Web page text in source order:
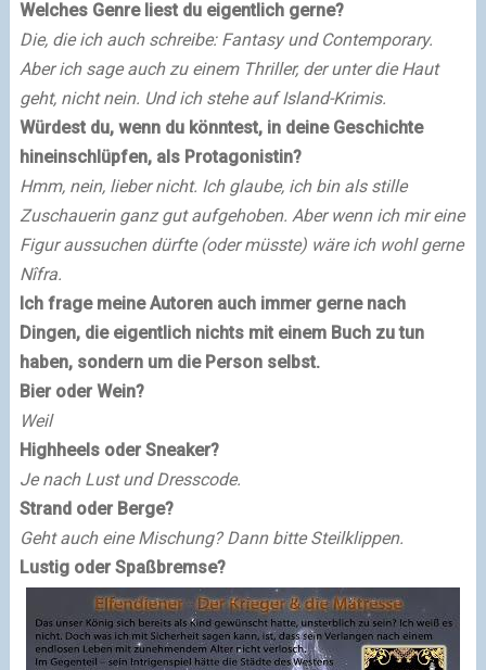
Welches Genre liest du eigentlich gerne?
Die, die ich auch schreibe: Fantasy und Contemporary.
Aber ich sage auch zu einem Thriller, der unter die Haut
geht, nicht nein. Und ich stehe auf Island-Krimis.
Würdest du, wenn du könntest, in deine Geschichte
hineinschlüpfen, als Protagonistin?
Hmm, nein, lieber nicht. Ich glaube, ich bin als stille
Zuschauerin ganz gut aufgehoben. Aber wenn ich mir eine
Figur aussuchen dürfte (oder müsste) wäre ich wohl gerne
Nîfra.
Ich frage meine Autoren auch immer gerne nach
Dingen, die eigentlich nichts mit einem Buch zu tun
haben, sondern um die Person selbst.
Bier oder Wein?
Weil
Highheels oder Sneaker?
Je nach Lust und Dresscode.
Strand oder Berge?
Geht auch eine Mischung? Dann bitte Steilklippen.
Lustig oder Spaßbremse?